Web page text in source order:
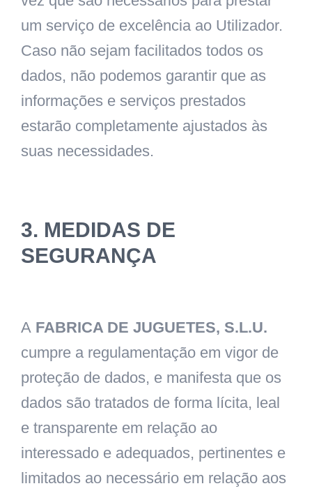
um serviço de excelência ao Utilizador.
Caso não sejam facilitados todos os
dados, não podemos garantir que as
informações e serviços prestados
estarão completamente ajustados às
suas necessidades.
3. MEDIDAS DE
SEGURANÇA
A FABRICA DE JUGUETES, S.L.U.
cumpre a regulamentação em vigor de
proteção de dados, e manifesta que os
dados são tratados de forma lícita, leal
e transparente em relação ao
interessado e adequados, pertinentes e
limitados ao necessário em relação aos